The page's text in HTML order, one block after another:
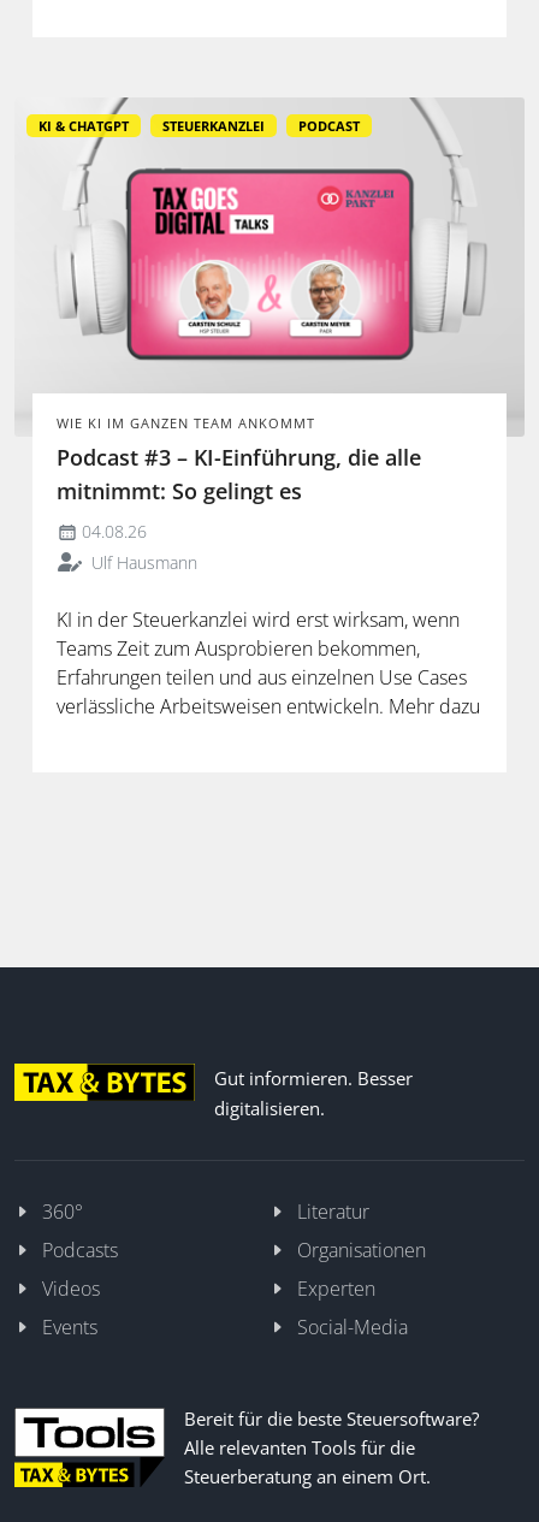
KI & CHATGPT STEUERKANZLEI PODCAST
WIE KI IM GANZEN TEAM ANKOMMT
Podcast #3 – KI-Einführung, die alle
mitnimmt: So gelingt es
04.08.26
Ulf Hausmann
KI in der Steuerkanzlei wird erst wirksam, wenn
Teams Zeit zum Ausprobieren bekommen,
Erfahrungen teilen und aus einzelnen Use Cases
verlässliche Arbeitsweisen entwickeln. Mehr dazu
Gut informieren. Besser
digitalisieren.
360°
Literatur
Podcasts
Organisationen
Videos
Experten
Events
Social-Media
Bereit für die beste Steuersoftware?
Alle relevanten Tools für die
Steuerberatung an einem Ort.